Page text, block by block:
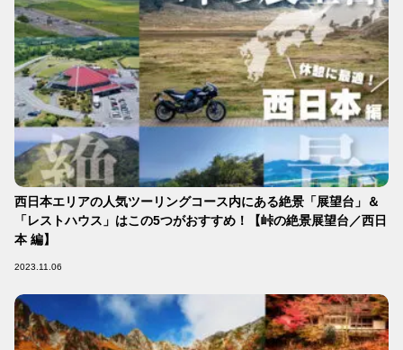
西日本エリアの人気ツーリングコース内にある絶景「展望台」＆
「レストハウス」はこの5つがおすすめ！【峠の絶景展望台／西日
本 編】
2023.11.06